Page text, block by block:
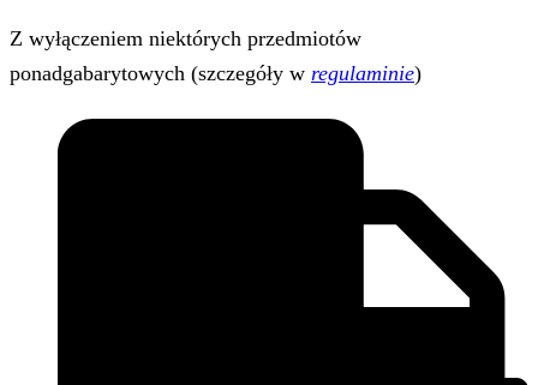
Z wyłączeniem niektórych przedmiotów
ponadgabarytowych (szczegóły w regulaminie)